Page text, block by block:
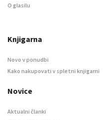
O glasilu
Knjigarna
Novo v ponudbi
Kako nakupovati v spletni knjigarni
Novice
Aktualni članki